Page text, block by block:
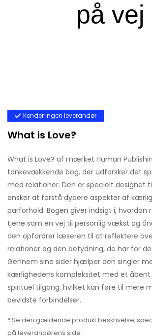
Kender ingen leverandør
What is Love?
What is Love? af mærket Human
tankevækkende bog, der udforsker det
med relationer. Den er specielt designet
ønsker at forstå dybere aspekter af
parforhold. Bogen giver indsigt i, hvordan
tjene som en vej til personlig vækst og
den opfordrer læseren til at reflektere
relationer og den betydning, de har for
Gennem sine sider hjælper den singler
kærlighedens kompleksitet med et åbent
spirituel tilgang, hvilket kan føre til mere
bevidste forbindelser.
* Se den gældende produkt beskrivelse,
på leverandørens side.